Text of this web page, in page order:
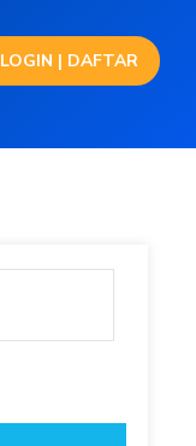
LOGIN | DAFTAR